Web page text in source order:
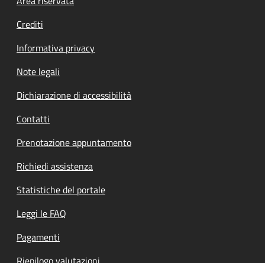
Crediti
Informativa privacy
Note legali
Dichiarazione di accessibilità
Contatti
Prenotazione appuntamento
Richiedi assistenza
Statistiche del portale
Leggi le FAQ
Pagamenti